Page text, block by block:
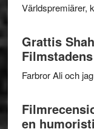
Världspremiärer,
Grattis
Farbror Ali och
en